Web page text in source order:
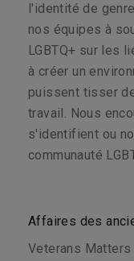
l'identité de
nos équipes à
LGBTQ+ sur les
à créer un
puissent tisser
travail. Nous
s'identifient ou
communauté
Affaires des
Veterans